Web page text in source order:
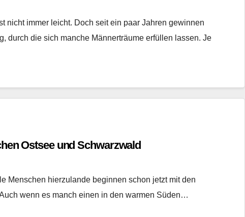
nicht immer leicht. Doch seit ein paar Jahren gewinnen
durch die sich manche Männerträume erfüllen lassen. Je
Ostsee und Schwarzwald
Menschen hierzulande beginnen schon jetzt mit den
wenn es manch einen in den warmen Süden…